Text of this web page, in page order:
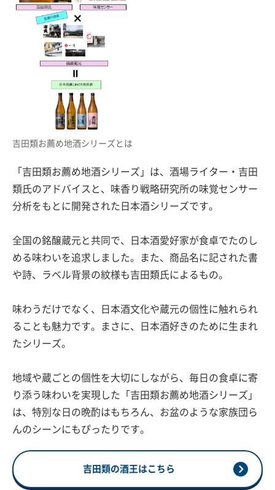
吉田類お薦め地酒シリーズとは
「吉田類お薦め地酒シリーズ」は、酒場ライター・吉田
類氏のアドバイスと、味香り戦略研究所の味覚センサー
分析をもとに開発された日本酒シリーズです。
全国の銘醸蔵元と共同で、日本酒愛好家が食卓でたのし
める味わいを追求しました。また、商品名に記された書
や詩、ラベル背景の紋様も吉田類氏によるもの。
味わうだけでなく、日本酒文化や蔵元の個性に触れられ
ることも魅力です。まさに、日本酒好きのために生まれ
たシリーズ。
地域や蔵ごとの個性を大切にしながら、毎日の食卓に寄
り添う味わいを実現した「吉田類お薦め地酒シリーズ」
は、特別な日の晩酌はもちろん、お盆のような家族団ら
んのシーンにもぴったりです。
吉田類の酒王はこちら